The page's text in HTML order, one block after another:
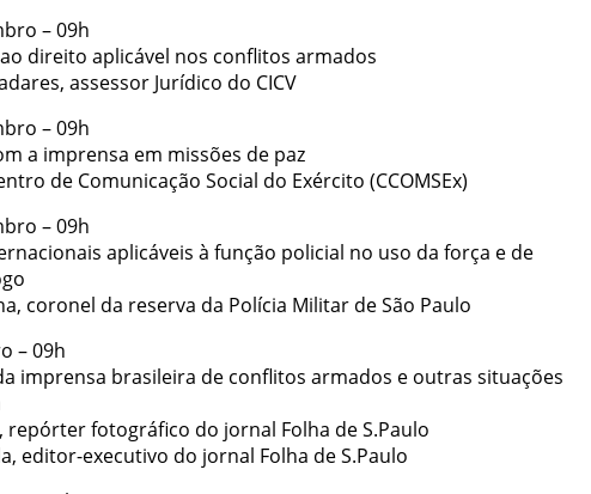
– 09h
direito aplicável nos conflitos armados
assessor Jurídico do CICV
– 09h
a imprensa em missões de paz
de Comunicação Social do Exército (CCOMSEx)
– 09h
aplicáveis à função policial no uso da força e de
coronel da reserva da Polícia Militar de São Paulo
– 09h
imprensa brasileira de conflitos armados e outras situações
repórter fotográfico do jornal Folha de S.Paulo
editor-executivo do jornal Folha de S.Paulo